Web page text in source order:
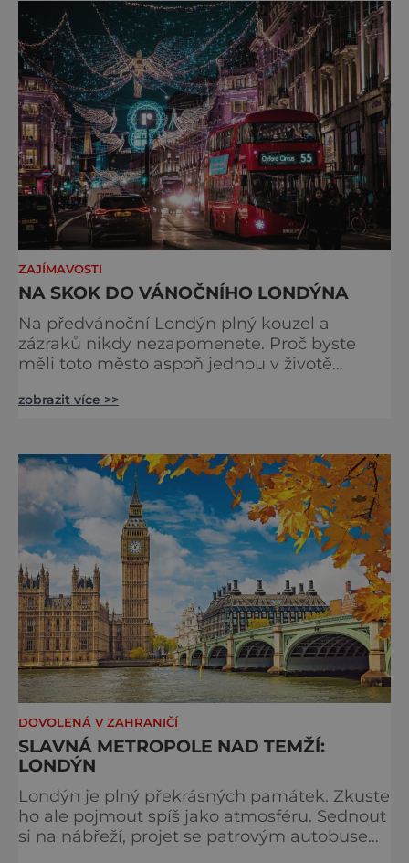
sebe. Pokud už nemáte štěstí, abyste do
Buckinghamského paláce viděli vjíždět či
odjíždět královnu Alž
ZAJÍMAVOSTI
NA SKOK DO VÁNOČNÍHO LONDÝNA
Na předvánoční Londýn plný kouzel a
zázraků nikdy nezapomenete. Proč byste
měli toto město aspoň jednou v životě
nejkrásnější svátky v roce? Nákupy, bruslení,
typicky londýnského? Angličané milují
kluziště, patří k neodmyslitelné předvánoční
tradici a zábavě všech věkových k
zobrazit více >>
DOVOLENÁ V ZAHRANIČÍ
SLAVNÁ METROPOLE NAD TEMŽÍ:
LONDÝN
Londýn je plný překrásných památek. Zkuste
ho ale pojmout spíš jako atmosféru. Sednout
si na nábřeží, projet se patrovým autobusem